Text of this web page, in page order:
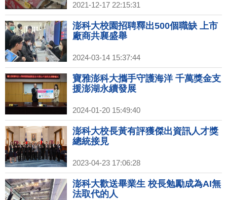
2021-12-17 22:15:31
澎科大校園招聘釋出500個職缺 上市
廠商共襄盛舉
2024-03-14 15:37:44
寶雅澎科大攜手守護海洋 千萬獎金支
援澎湖永續發展
2024-01-20 15:49:40
澎科大校長黃有評獲傑出資訊人才獎
總統接見
2023-04-23 17:06:28
澎科大歡送畢業生 校長勉勵成為AI無
法取代的人